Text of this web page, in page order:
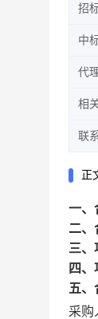
招
中
代
相
联
正
一、
二、
三、
四、
五、
采购